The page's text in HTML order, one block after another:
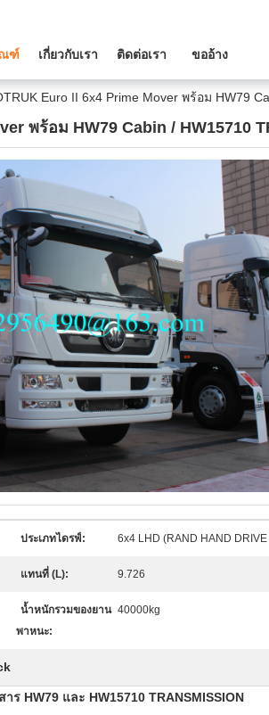
ฑ์ เกี่ยวกับเรา ติดต่อเรา ขออ้าง
Euro II 6x4 Prime Mover พร้อม HW79
พร้อม HW79 Cabin / HW15710
ประเภทไดรฟ์: 6x4 LHD (RAND HAND
แทนที่ (L): 9.726
น้ำหนักรวมของยาน
พาหนะ:
40000kg
ร HW79 และ HW15710 TRANSMISSION